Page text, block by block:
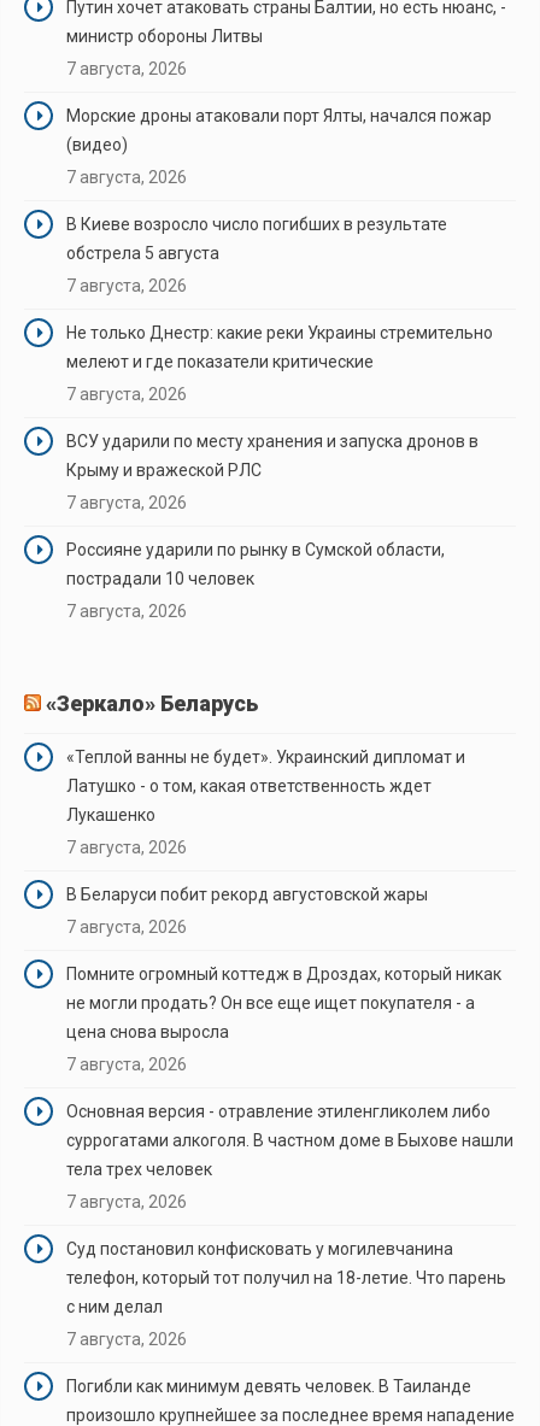
Путин хочет атаковать страны Балтии, но есть нюанс, -
министр обороны Литвы
7 августа, 2026
Морские дроны атаковали порт Ялты, начался пожар
(видео)
7 августа, 2026
В Киеве возросло число погибших в результате
обстрела 5 августа
7 августа, 2026
Не только Днестр: какие реки Украины стремительно
мелеют и где показатели критические
7 августа, 2026
ВСУ ударили по месту хранения и запуска дронов в
Крыму и вражеской РЛС
7 августа, 2026
Россияне ударили по рынку в Сумской области,
пострадали 10 человек
7 августа, 2026
«Зеркало» Беларусь
«Теплой ванны не будет». Украинский дипломат и
Латушко - о том, какая ответственность ждет
Лукашенко
7 августа, 2026
В Беларуси побит рекорд августовской жары
7 августа, 2026
Помните огромный коттедж в Дроздах, который никак
не могли продать? Он все еще ищет покупателя - а
цена снова выросла
7 августа, 2026
Основная версия - отравление этиленгликолем либо
суррогатами алкоголя. В частном доме в Быхове нашли
тела трех человек
7 августа, 2026
Суд постановил конфисковать у могилевчанина
телефон, который тот получил на 18-летие. Что парень
с ним делал
7 августа, 2026
Погибли как минимум девять человек. В Таиланде
произошло крупнейшее за последнее время нападение